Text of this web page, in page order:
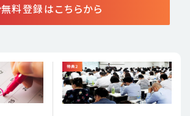
無料登録はこちらから